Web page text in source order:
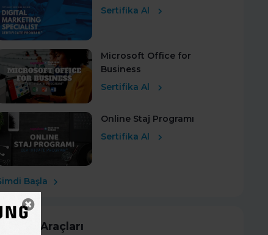
Sertifika Al
Microsoft Office for
Business
Sertifika Al
Online Staj Programı
Sertifika Al
Başla
Kariyer Araçları